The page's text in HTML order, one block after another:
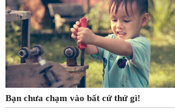
Bạn chưa chạm vào bất cứ thứ gì!